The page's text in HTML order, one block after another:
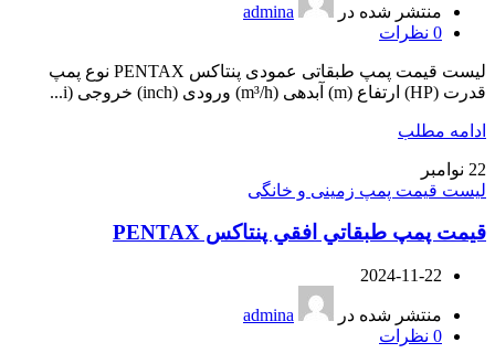
منتشر شده در
admina
0 نظرات
لیست قیمت پمپ طبقاتی عمودی پنتاکس PENTAX نوع پمپ
قدرت (HP) ارتفاع (m) آبدهی (m³/h) ورودی (inch) خروجی (i...
ادامه مطلب
22 نوامبر
لیست قیمت پمپ زمینی و خانگی
قيمت پمپ طبقاتي افقي پنتاکس PENTAX
2024-11-22
منتشر شده در
admina
0 نظرات